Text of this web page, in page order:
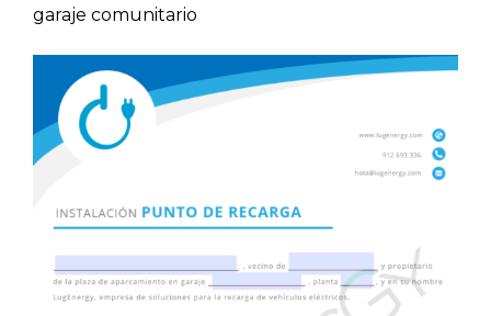
garaje comunitario